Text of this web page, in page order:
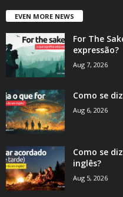
EVEN MORE NEWS
For The
expressão?
Aug 7, 2026
Como se
Aug 6, 2026
Como se
inglês?
Aug 5, 2026